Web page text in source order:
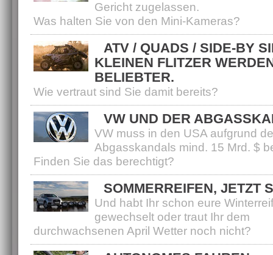
Gericht zugelassen.
Was halten Sie von den Mini-Kameras?
ATV / QUADS / SIDE-BY
KLEINEN FLITZER
BELIEBTER.
Wie vertraut sind Sie damit bereits?
VW UND DER
VW muss in den USA aufgrund
Abgasskandals mind. 15 Mrd. $
Finden Sie das berechtigt?
SOMMERREIFEN, JETZT
Und habt Ihr schon eure
gewechselt oder traut Ihr dem
durchwachsenen April Wetter noch nicht?